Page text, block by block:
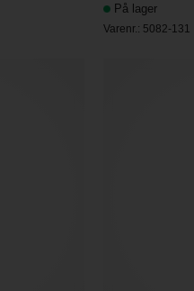
På lager
Varenr.: 5082-131